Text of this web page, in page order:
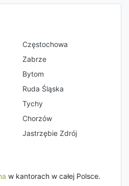
Częstochowa
Zabrze
Bytom
Ruda Śląska
Tychy
Chorzów
Jastrzębie Zdrój
w kantorach w całej Polsce.